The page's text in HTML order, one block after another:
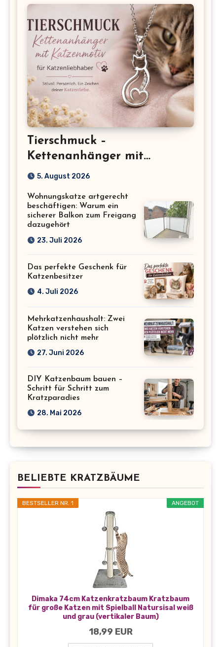
Tierschmuck –
Kettenanhänger mit
Katzenmotiv für
5. August 2026
Wohnungskatze artgerecht
beschäftigen: Warum ein
sicherer Balkon zum Freigang
dazugehört
23. Juli 2026
Das perfekte Geschenk für
Katzenbesitzer
4. Juli 2026
Mehrkatzenhaushalt: Zwei
Katzen verstehen sich
plötzlich nicht mehr
27. Juni 2026
DIY Katzenbaum bauen –
Schritt für Schritt zum
Kratzparadies
28. Mai 2026
BELIEBTE KRATZBÄUME
ANGEBOT
BESTSELLER NR. 1
Dimaka 74cm Katzenkratzbaum Kratzbaum
für große Katzen mit Spielball Natursisal weiß
und grau (vertikaler Baum)
18,99 EUR